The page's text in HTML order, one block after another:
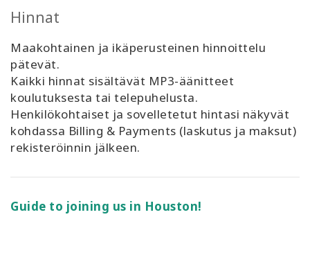
Hinnat
Maakohtainen ja ikäperusteinen hinnoittelu
pätevät.
Kaikki hinnat sisältävät MP3-äänitteet
koulutuksesta tai telepuhelusta.
Henkilökohtaiset ja sovelletetut hintasi näkyvät
kohdassa Billing & Payments (laskutus ja maksut)
rekisteröinnin jälkeen.
Guide to joining us in Houston!